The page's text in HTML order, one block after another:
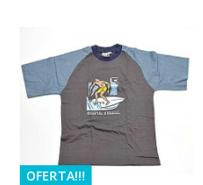
OFERTA!!!